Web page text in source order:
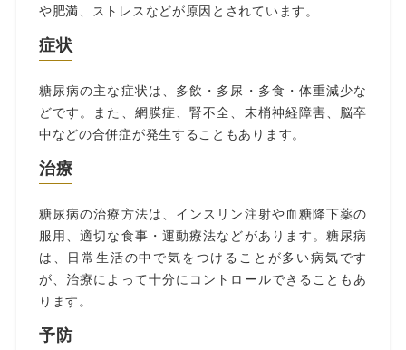
や肥満、ストレスなどが原因とされています。
症状
糖尿病の主な症状は、多飲・多尿・多食・体重減少な
どです。また、網膜症、腎不全、末梢神経障害、脳卒
中などの合併症が発生することもあります。
治療
糖尿病の治療方法は、インスリン注射や血糖降下薬の
服用、適切な食事・運動療法などがあります。糖尿病
は、日常生活の中で気をつけることが多い病気です
が、治療によって十分にコントロールできることもあ
ります。
予防